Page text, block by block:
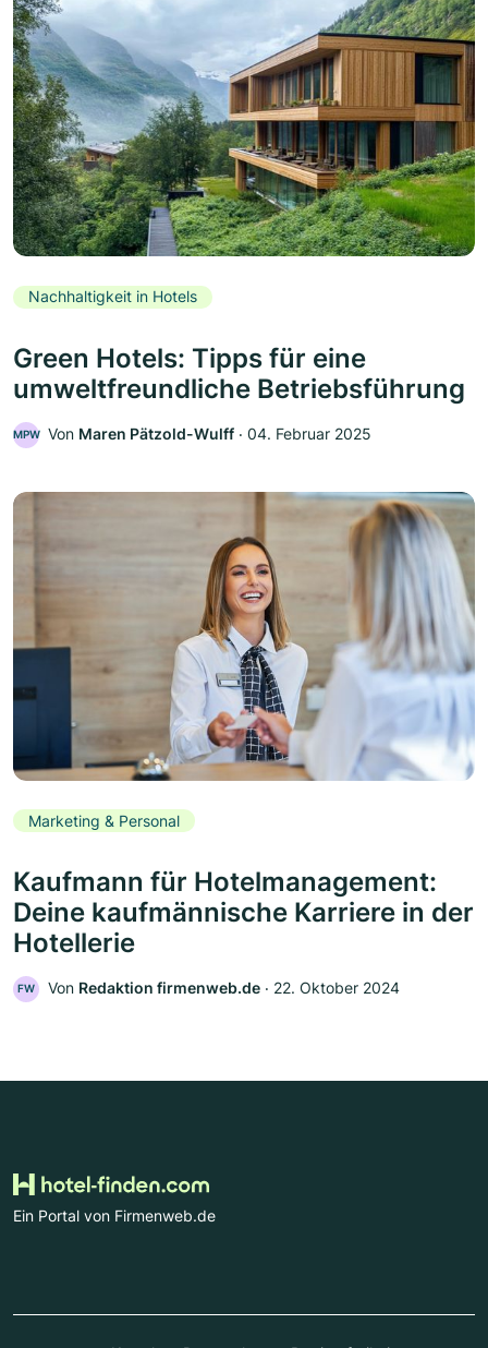
Nachhaltigkeit in Hotels
Green Hotels: Tipps für eine
umweltfreundliche Betriebsführung
MPW Von Maren Pätzold-Wulff ‧ 04. Februar 2025
Marketing & Personal
Kaufmann für Hotelmanagement:
Deine kaufmännische Karriere in der
Hotellerie
FW Von Redaktion firmenweb.de ‧ 22. Oktober 2024
Ein Portal von Firmenweb.de